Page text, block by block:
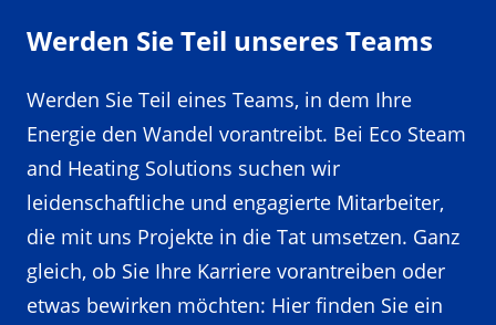
Werden Sie Teil unseres Teams
Werden Sie Teil eines Teams, in dem Ihre
Energie den Wandel vorantreibt. Bei Eco Steam
and Heating Solutions suchen wir
leidenschaftliche und engagierte Mitarbeiter,
die mit uns Projekte in die Tat umsetzen. Ganz
gleich, ob Sie Ihre Karriere vorantreiben oder
etwas bewirken möchten: Hier finden Sie ein